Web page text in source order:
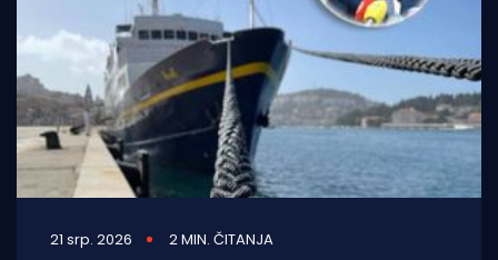
21 srp. 2026 2 MIN. ČITANJA